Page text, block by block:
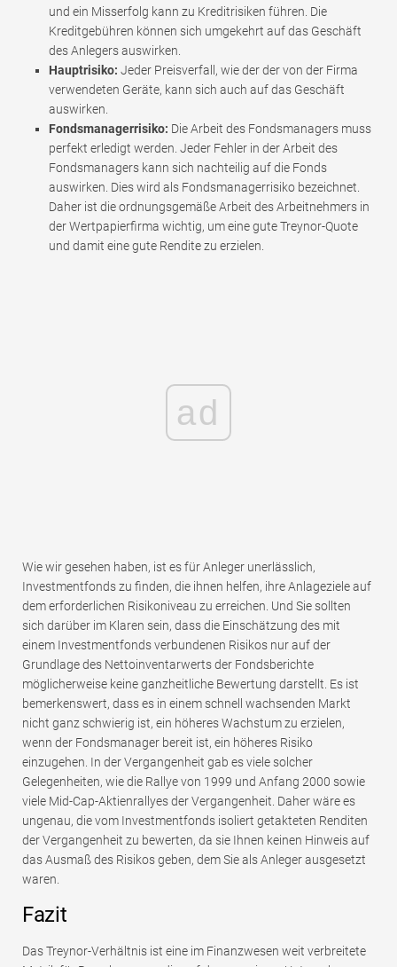
und ein Misserfolg kann zu Kreditrisiken führen. Die
Kreditgebühren können sich umgekehrt auf das Geschäft
des Anlegers auswirken.
Hauptrisiko: Jeder Preisverfall, wie der der von der Firma
verwendeten Geräte, kann sich auch auf das Geschäft
auswirken.
Fondsmanagerrisiko: Die Arbeit des Fondsmanagers muss
perfekt erledigt werden. Jeder Fehler in der Arbeit des
Fondsmanagers kann sich nachteilig auf die Fonds
auswirken. Dies wird als Fondsmanagerrisiko bezeichnet.
Daher ist die ordnungsgemäße Arbeit des Arbeitnehmers in
der Wertpapierfirma wichtig, um eine gute Treynor-Quote
und damit eine gute Rendite zu erzielen.
ad
Wie wir gesehen haben, ist es für Anleger unerlässlich,
Investmentfonds zu finden, die ihnen helfen, ihre Anlageziele auf
dem erforderlichen Risikoniveau zu erreichen. Und Sie sollten
sich darüber im Klaren sein, dass die Einschätzung des mit
einem Investmentfonds verbundenen Risikos nur auf der
Grundlage des Nettoinventarwerts der Fondsberichte
möglicherweise keine ganzheitliche Bewertung darstellt. Es ist
bemerkenswert, dass es in einem schnell wachsenden Markt
nicht ganz schwierig ist, ein höheres Wachstum zu erzielen,
wenn der Fondsmanager bereit ist, ein höheres Risiko
einzugehen. In der Vergangenheit gab es viele solcher
Gelegenheiten, wie die Rallye von 1999 und Anfang 2000 sowie
viele Mid-Cap-Aktienrallyes der Vergangenheit. Daher wäre es
ungenau, die vom Investmentfonds isoliert getakteten Renditen
der Vergangenheit zu bewerten, da sie Ihnen keinen Hinweis auf
das Ausmaß des Risikos geben, dem Sie als Anleger ausgesetzt
waren.
Fazit
Das Treynor-Verhältnis ist eine im Finanzwesen weit verbreitete